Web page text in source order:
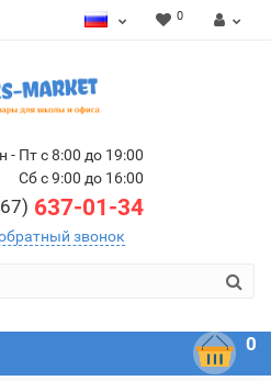
0
- Пт с 8:00 до 19:00
Сб с 9:00 до 16:00
637-01-34
звонок
0